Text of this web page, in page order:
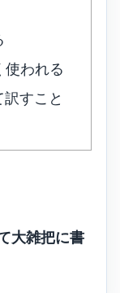
使われる
すこと
大雑把に書